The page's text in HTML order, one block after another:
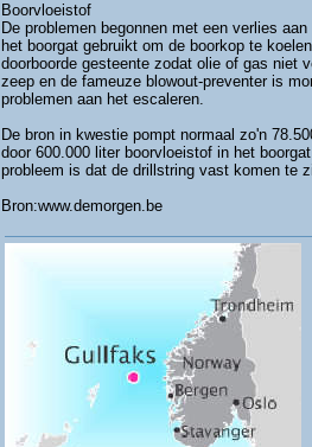
Boorvloeistof
De problemen begonnen met een verlies
het boorgat gebruikt om de boorkop te
doorboorde gesteente zodat olie of gas niet
zeep en de fameuze blowout-preventer is
problemen aan het escaleren.
De bron in kwestie pompt normaal zo'n
door 600.000 liter boorvloeistof in het
probleem is dat de drillstring vast komen te
Bron:www.demorgen.be